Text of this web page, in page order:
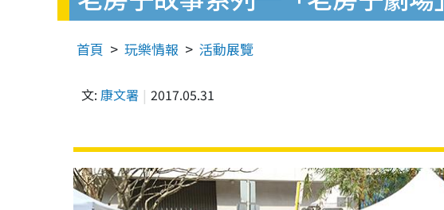
首頁 玩樂情報 活動展覽
文: 康文署 2017.05.31